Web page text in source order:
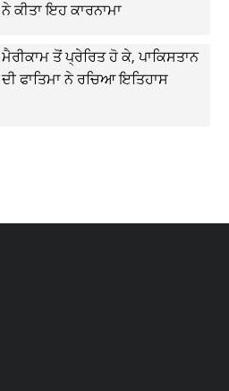
ਨੇ ਕੀਤਾ ਇਹ ਕਾਰਨਾਮਾ
ਮੈਰੀਕਾਮ ਤੋਂ ਪ੍ਰੇਰਿਤ ਹੋ ਕੇ, ਪਾਕਿਸਤਾਨ
ਦੀ ਫਾਤਿਮਾ ਨੇ ਰਚਿਆ ਇਤਿਹਾਸ